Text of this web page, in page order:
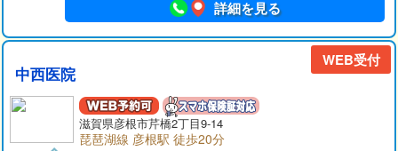
詳細を見る
WEB受付
中西医院
滋賀県彦根市芹橋2丁目9-14
琵琶湖線 彦根駅 徒歩20分